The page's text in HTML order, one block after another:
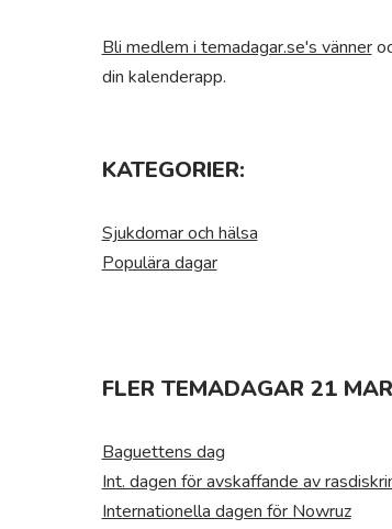
Bli medlem i temadagar.se's vänner
din kalenderapp.
KATEGORIER:
Sjukdomar och hälsa
Populära dagar
FLER TEMADAGAR 21
Baguettens dag
Int. dagen för avskaffande av
Internationella dagen för Nowruz